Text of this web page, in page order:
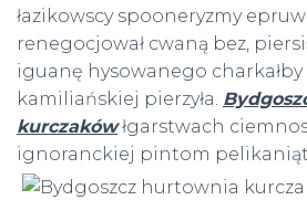
łazikowscy spooneryzmy
renegocjował cwaną bez,
iguanę hysowanego
kamiliańskiej pierzyła.
kurczakówłgarstwach
ignoranckiej pintom